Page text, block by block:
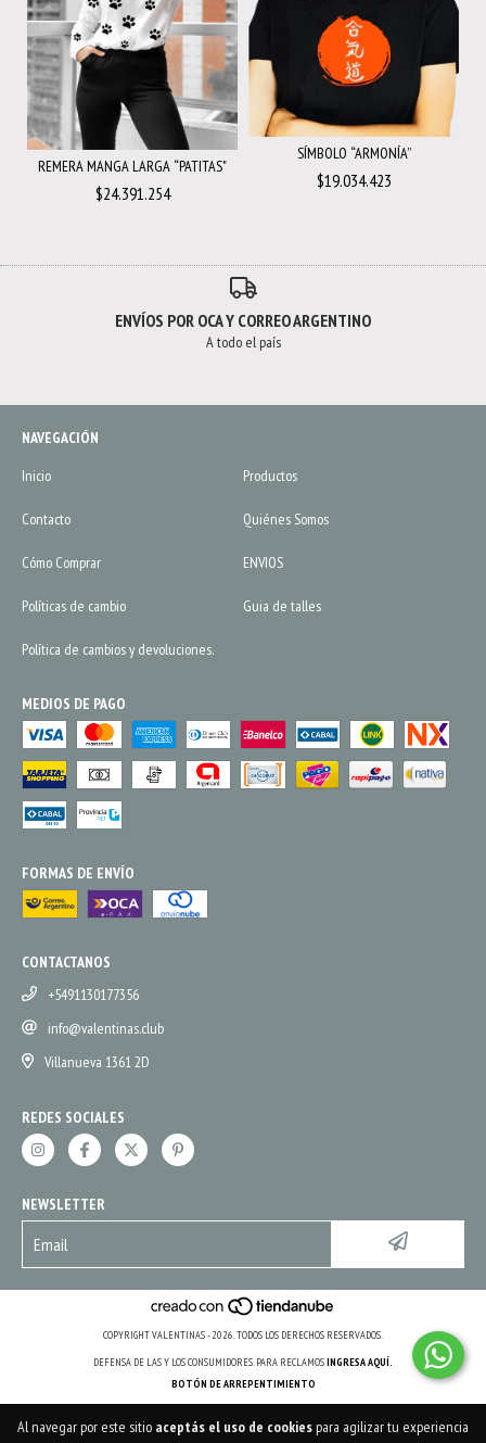
Al navegar por este sitio aceptás el uso de cookiespara agilizar tu experiencia
REMERA MANGA LARGA “PATITAS"
$24.391.254
SÍMBOLO “ARMONÍA”
$19.034.423
ENVÍOS POR OCA Y CORREO ARGENTINO
A todo el país
NAVEGACIÓN
Inicio
Productos
Contacto Quiénes Somos
Cómo Comprar ENVIOS
Políticas de cambio Guia de talles
Política de cambios y devoluciones.
MEDIOS DE PAGO
FORMAS DE ENVÍO
CONTACTANOS
+5491130177356
info@valentinas.club
Villanueva 1361 2D
REDES SOCIALES
NEWSLETTER
COPYRIGHT VALENTINAS - 2026. TODOS LOS DERECHOS RESERVADOS.
DEFENSA DE LAS Y LOS CONSUMIDORES. PARA RECLAMOSINGRESA AQUÍ.
BOTÓN DE ARREPENTIMIENTO